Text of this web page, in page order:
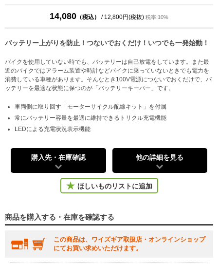
14,080 （税込） / 12,800円(税抜) 税率:10%
バッテリー上がりを防止！つないでおくだけ！いつでも一発始動！
バイクを使用していない時でも、バッテリーは自己放電をしています。また最
近のバイクではアラーム装置や時計などバイクに乗っていないときでも電力を
消費している車種があります。そんなとき100V電源につないでおくだけで、バ
ッテリーを最適な状態に保つのが「バッテリーキーパー」です。
車両側に取り回す「モーターサイクル配線キット」を付属
常にバッテリー容量を最適に維持できるトリクル充電機能
LEDによる充電状況表示機能
購入先・在庫確認 他の詳細を見る
ほしいものリストに追加
商品を購入する・在庫を確認する
この商品は、ワイズギア取扱店・オンラインショップ
にてお買い求めいただけます。